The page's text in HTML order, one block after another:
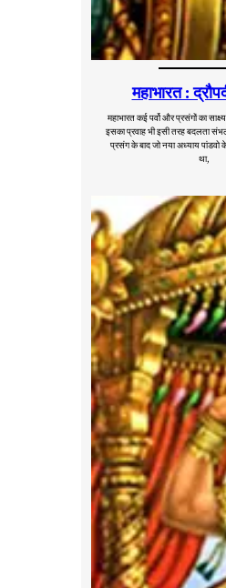
महाभारत :
महाभारत कई पर्वो और प्रसंगों का
इसका प्रवाह भी इसी तरह बदलता
प्रसंग के बाद जो नया अध्याय पांडवो
था,